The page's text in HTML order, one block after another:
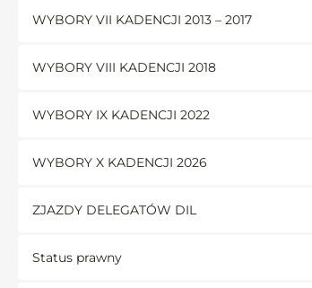
WYBORY VII KADENCJI 2013 – 2017
WYBORY VIII KADENCJI 2018
WYBORY IX KADENCJI 2022
WYBORY X KADENCJI 2026
ZJAZDY DELEGATÓW DIL
Status prawny